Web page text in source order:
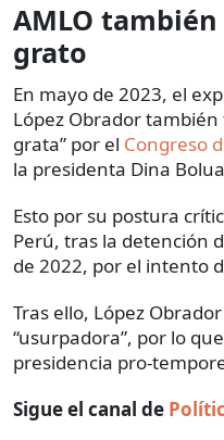
AMLO
grato
En mayo de 2023, el
López Obrador
grata” por el Congreso
la presidenta Dina
Esto por su postura
Perú, tras la detención
de 2022, por el intento
Tras ello, López
“usurpadora”, por lo
presidencia pro-
Sigue el canal de